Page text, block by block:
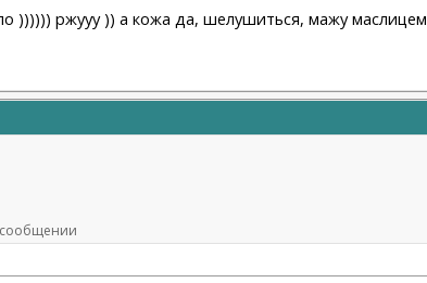
)))))) ржууу )) а кожа да, шелушиться, мажу
сообщении